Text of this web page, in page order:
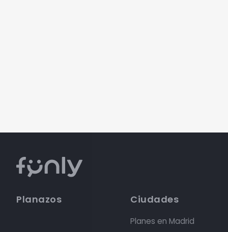
Planazos Ciudades
Planes en Madrid